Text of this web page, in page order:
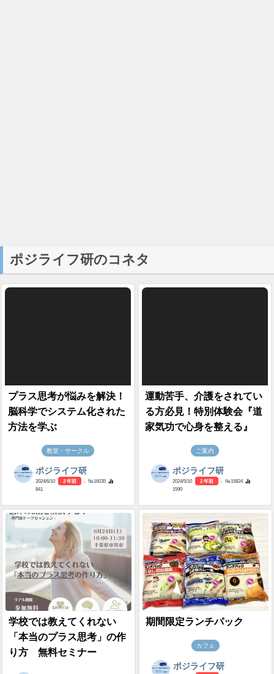
ポジライフ研のコネタ
プラス思考が悩みを解決！
脳科学でシステム化された
方法を学ぶ
教室・サークル
ポジライフ研
2024/6/10 2 年前
- №16035
841
運動苦手、介護をされてい
る方必見！特別体験会『道
家気功で心身を整える』
ご案内
ポジライフ研
2024/5/10 2 年前
- №15824
1590
学校では教えてくれない
「本当のプラス思考」の作
り方 無料セミナー
期間限定ランチパック
カフェ
ポジライフ研